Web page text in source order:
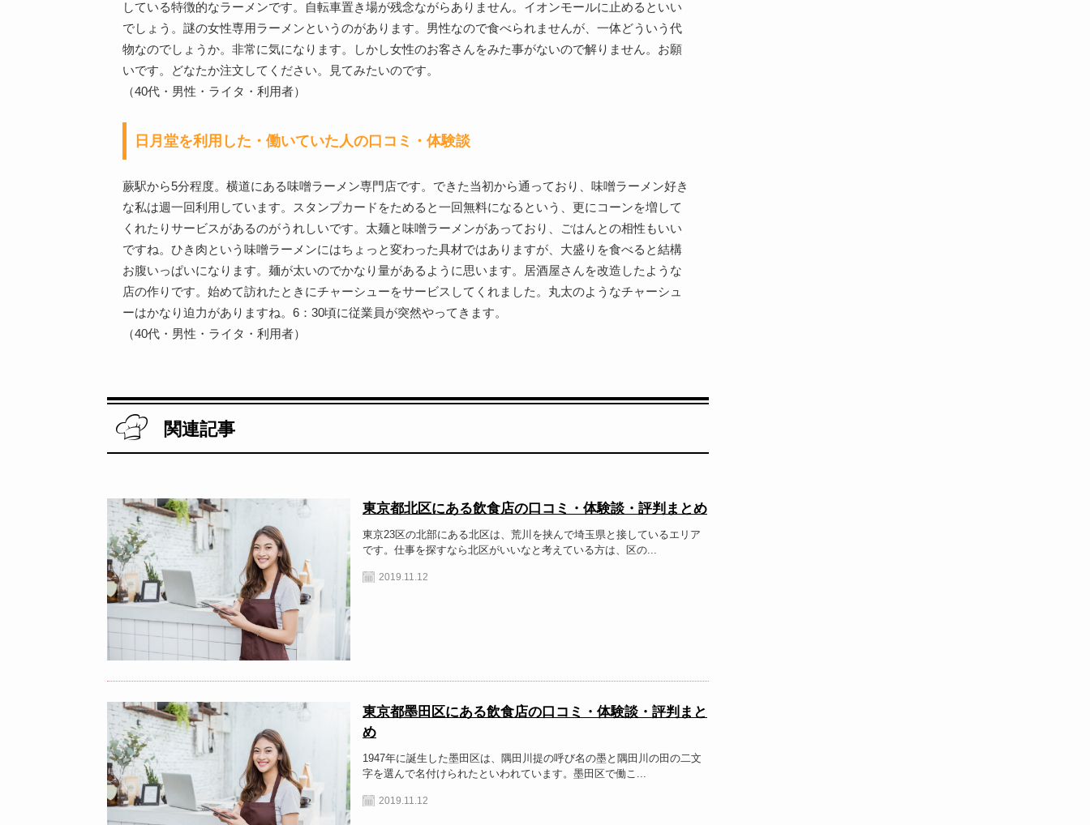
している特徴的なラーメンです。自転車置き場が残念ながらありません。イオンモールに止めるといい
でしょう。謎の女性専用ラーメンというのがあります。男性なので食べられませんが、一体どういう代
物なのでしょうか。非常に気になります。しかし女性のお客さんをみた事がないので解りません。お願
いです。どなたか注文してください。見てみたいのです。
（40代・男性・ライタ・利用者）
日月堂を利用した・働いていた人の口コミ・体験談
蕨駅から5分程度。横道にある味噌ラーメン専門店です。できた当初から通っており、味噌ラーメン好き
な私は週一回利用しています。スタンプカードをためると一回無料になるという、更にコーンを増して
くれたりサービスがあるのがうれしいです。太麺と味噌ラーメンがあっており、ごはんとの相性もいい
ですね。ひき肉という味噌ラーメンにはちょっと変わった具材ではありますが、大盛りを食べると結構
お腹いっぱいになります。麺が太いのでかなり量があるように思います。居酒屋さんを改造したような
店の作りです。始めて訪れたときにチャーシューをサービスしてくれました。丸太のようなチャーシュ
ーはかなり迫力がありますね。6：30頃に従業員が突然やってきます。
（40代・男性・ライタ・利用者）
関連記事
東京都北区にある飲食店の口コミ・体験談・評判まとめ
東京23区の北部にある北区は、荒川を挟んで埼玉県と接しているエリア
です。仕事を探すなら北区がいいなと考えている方は、区の...
2019.11.12
東京都墨田区にある飲食店の口コミ・体験談・評判まと
め
1947年に誕生した墨田区は、隅田川提の呼び名の墨と隅田川の田の二文
字を選んで名付けられたといわれています。墨田区で働こ...
2019.11.12